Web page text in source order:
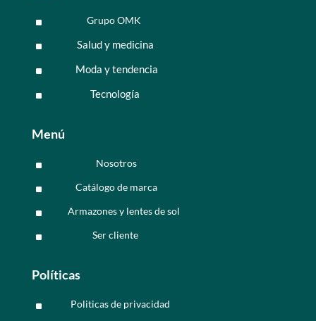
^ Grupo OMK
^ Salud y medicina
^ Moda y tendencia
^ Tecnología
Menú
^ Nosotros
^ Catálogo de marca
^ Armazones y lentes de sol
^ Ser cliente
Políticas
^ Politicas de privacidad